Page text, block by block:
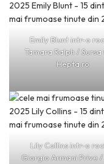
Emily Blunt intr-o
Tamara Ralph /
Hepta.ro
Lily Collins intr-o
Giorgio Armani Prive /